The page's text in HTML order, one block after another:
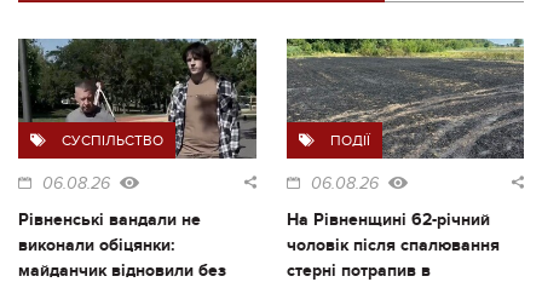
СУСПІЛЬСТВО
06.08.26
Рівненські вандали не
виконали обіцянки:
майданчик відновили без
ПОДІЇ
06.08.26
На Рівненщині 62-річний
чоловік після спалювання
стерні потрапив в